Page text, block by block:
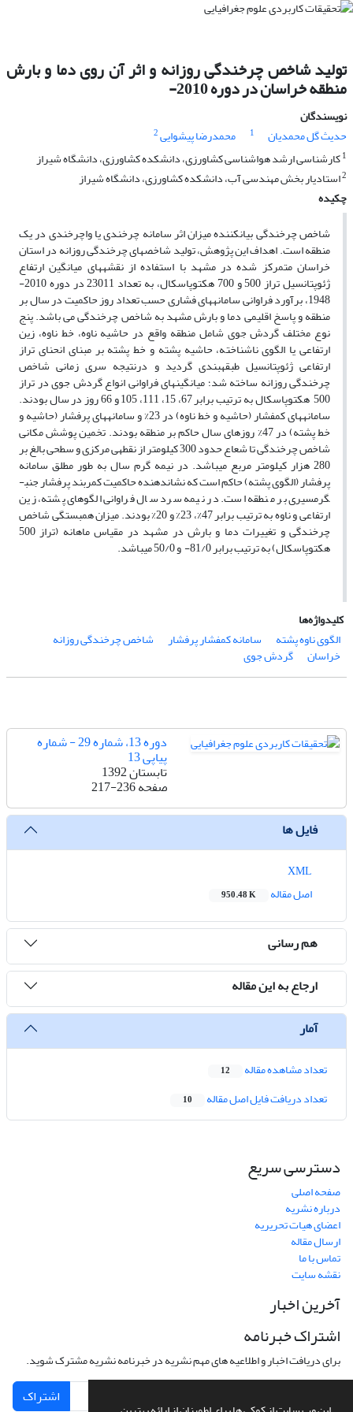
تولید شاخص چرخندگی روزانه و اثر آن روی دما و بارش
منطقه خراسان در دوره 2010-
نویسندگان
حدیث گل محمدیان
1 محمدرضا پیشوایی2
1کارشناسی ارشد هواشناسی کشاورزی، دانشکده کشاورزی، دانشگاه شیراز
2استادیار بخش مهندسی آب، دانشکده کشاورزی، دانشگاه شیراز
چکیده
شاخص چرخندگی بیان­کننده میزان اثر سامانه چرخندی یا واچرخندی در یک
منطقه است. اهداف این پژوهش، تولید شاخص­های چرخندگی روزانه در استان
خراسان متمرکز شده در مشهد با استفاده از نقشه­های میانگین ارتفاع
ژئوپتانسیل تراز 500 و 700 هکتوپاسکال، به تعداد 23011 در دوره 2010-
1948، برآورد فراوانی سامانه­های فشاری حسب تعداد روز حاکمیت در سال بر
منطقه و پاسخ اقلیمی دما و بارش مشهد به شاخص چرخندگی می باشد. پنج
نوع مختلف گردش جوی شامل منطقه واقع در حاشیه ناوه، خط ناوه، زین
ارتفاعی یا الگوی ناشناخته، حاشیه پشته و خط پشته بر مبنای انحنای تراز
ارتفاعی ژئوپتانسیل طبقه­بندی گردید و درنتیجه سری زمانی شاخص
چرخندگی روزانه ساخته شد؛ میانگین­های فراوانی انواع گردش جوی در تراز
500 هکتوپاسکال به ترتیب برابر 67، 15، 111، 105 و 66 روز در سال بودند.
سامانه­های کم­فشار (حاشیه و خط ناوه) در 23% و سامانه­های پرفشار (حاشیه و
خط پشته) در 47% روزهای سال حاکم بر منطقه بودند. تخمین پوشش مکانی
شاخص چرخندگی تا شعاع حدود 300 کیلومتر از نقطه­ی مرکزی و سطحی بالغ بر
280 هزار کیلومتر مربع می­باشد. در نیمه گرم سال به طور مطلق سامانه
پرفشار (الگوی پشته) حاکم است که نشان­دهنده حاکمیت کمربند پرفشار جنب­
گرمسیری بر منطقه است. در نیمه سرد سال فراوانی الگوهای پشته، زین
ارتفاعی و ناوه به ترتیب برابر 47%، 23% و 20% بودند. میزان همبستگی شاخص
چرخندگی و تغییرات دما و بارش در مشهد در مقیاس ماهانه (تراز 500
هکتوپاسکال) به ترتیب برابر 81/0- و 50/0 می­باشد.
کلیدواژه‌ها
الگوی ناوه پشته
سامانه­­ کم­فشار پرفشار شاخص چرخندگی روزانه
خراسان گردش جوی
دوره 13، شماره 29 - شماره
پیاپی 13
تابستان 1392
صفحه217-236
فایل ها
اصل مقاله
950.48 K
هم رسانی
ارجاع به این مقاله
آمار
تعداد مشاهده مقاله 12
تعداد دریافت فایل اصل مقاله 10
دسترسی سریع
صفحه اصلی
درباره نشریه
اعضای هیات تحریریه
ارسال مقاله
تماس با ما
نقشه سایت
آخرین اخبار
اشتراک خبرنامه
برای دریافت اخبار و اطلاعیه های مهم نشریه در خبرنامه نشریه مشترک شوید.
اشتراک